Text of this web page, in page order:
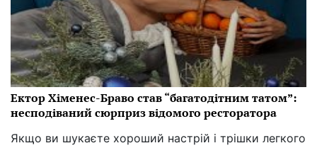
Ектор Хіменес-Браво став “багатодітним татом”:
несподіваний сюрприз відомого ресторатора
Якщо ви шукаєте хороший настрій і трішки легкого